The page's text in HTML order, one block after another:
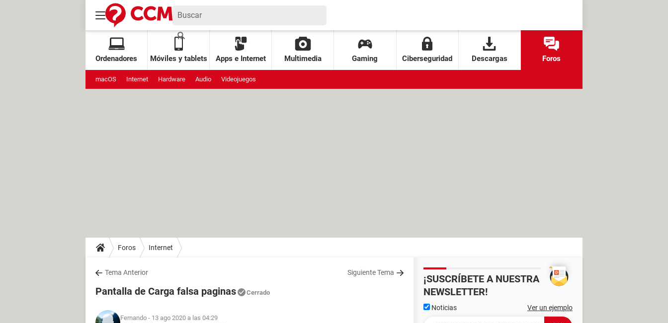
Ordenadores Móviles y tablets Apps e Internet Multimedia Gaming Ciberseguridad Descargas Foros
macOS Internet Hardware Audio Videojuegos
Foros Internet
Tema Anterior Siguiente Tema
Pantalla de Carga falsa paginas Cerrado
Fernando - 13 ago 2020 a las 04:29
¡SUSCRÍBETE A NUESTRA
NEWSLETTER!
Noticias Ver un ejemplo